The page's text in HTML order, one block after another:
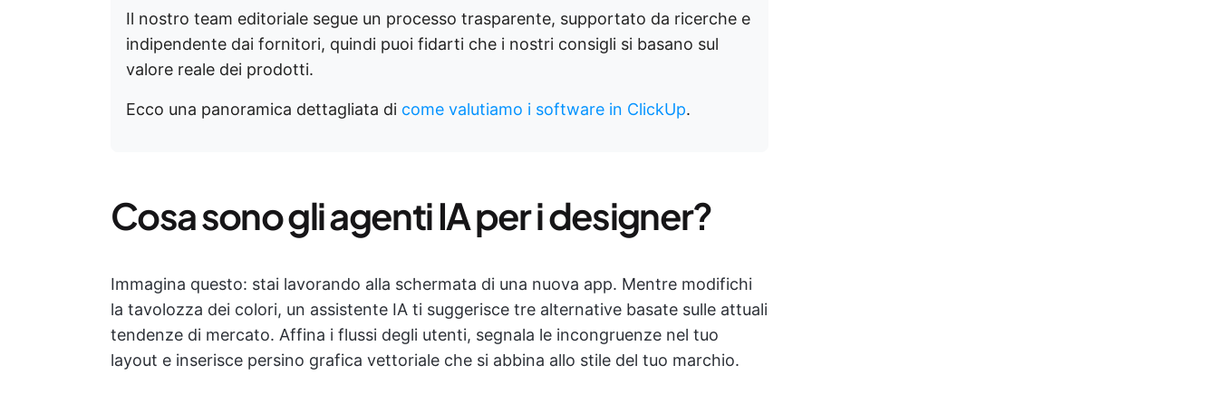
Il nostro team editoriale segue un processo trasparente, supportato da ricerche e
indipendente dai fornitori, quindi puoi fidarti che i nostri consigli si basano sul
valore reale dei prodotti.
Ecco una panoramica dettagliata di come valutiamo i software in ClickUp.
Cosa sono gli agenti IA per i designer?
Immagina questo: stai lavorando alla schermata di una nuova app. Mentre modifichi
la tavolozza dei colori, un assistente IA ti suggerisce tre alternative basate sulle attuali
tendenze di mercato. Affina i flussi degli utenti, segnala le incongruenze nel tuo
layout e inserisce persino grafica vettoriale che si abbina allo stile del tuo marchio.